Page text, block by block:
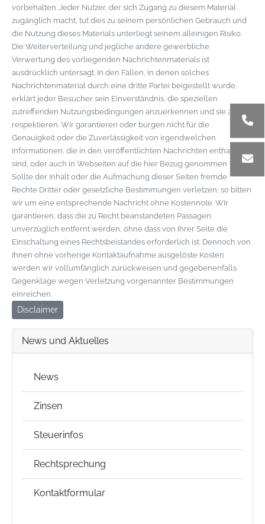
vorbehalten. Jeder Nutzer, der sich Zugang zu diesem Material
zugänglich macht, tut dies zu seinem persönlichen Gebrauch und
die Nutzung dieses Materials unterliegt seinem alleinigen Risiko.
Die Weiterverteilung und jegliche andere gewerbliche
Verwertung des vorliegenden Nachrichtenmaterials ist
ausdrücklich untersagt. In den Fällen, in denen solches
Nachrichtenmaterial durch eine dritte Partei beigestellt wurde,
erklärt jeder Besucher sein Einverständnis, die speziellen
zutreffenden Nutzungsbedingungen anzuerkennen und sie zu
respektieren. Wir garantieren oder bürgen nicht für die
Genauigkeit oder die Zuverlässigkeit von irgendwelchen
Informationen, die in den veröffentlichten Nachrichten enthalten
sind, oder auch in Webseiten auf die hier Bezug genommen wird.
Sollte der Inhalt oder die Aufmachung dieser Seiten fremde
Rechte Dritter oder gesetzliche Bestimmungen verletzen, so bitten
wir um eine entsprechende Nachricht ohne Kostennote. Wir
garantieren, dass die zu Recht beanstandeten Passagen
unverzüglich entfernt werden, ohne dass von Ihrer Seite die
Einschaltung eines Rechtsbeistandes erforderlich ist. Dennoch von
Ihnen ohne vorherige Kontaktaufnahme ausgelöste Kosten
werden wir vollumfänglich zurückweisen und gegebenenfalls
Gegenklage wegen Verletzung vorgenannter Bestimmungen
einreichen.
Disclaimer
News und Aktuelles
News
Zinsen
Steuerinfos
Rechtsprechung
Kontaktformular